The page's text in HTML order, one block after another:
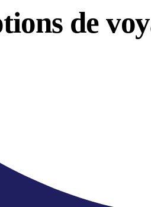
de